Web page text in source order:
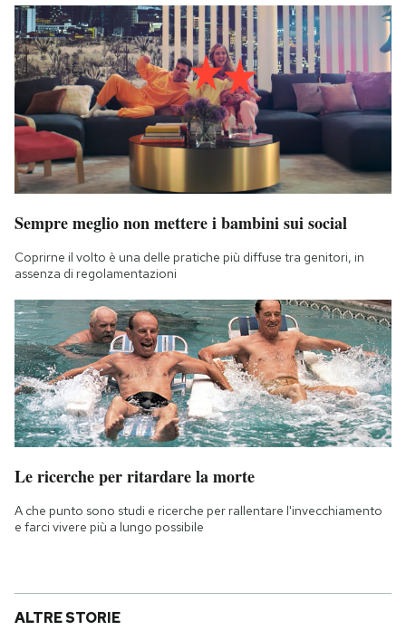
Sempre meglio non mettere i bambini sui social
Coprirne il volto è una delle pratiche più diffuse tra genitori, in
assenza di regolamentazioni
Le ricerche per ritardare la morte
A che punto sono studi e ricerche per rallentare l'invecchiamento
e farci vivere più a lungo possibile
ALTRE STORIE